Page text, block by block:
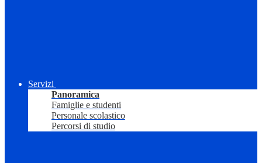
Servizi
Panoramica
Famiglie e studenti
Personale scolastico
Percorsi di studio